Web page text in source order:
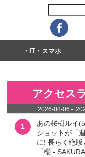
IT・スマホ
アクセス
2026-08-06 ～
1
あの桜樹ルイ
ショットが「
に! 長らく絶版
「櫻 -